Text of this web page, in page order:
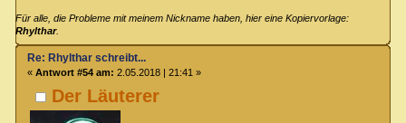
Für alle, die Probleme mit meinem Nickname haben, hier eine Kopiervorlage:
Rhylthar.
Der Läuterer
Re: Rhylthar schreibt...
« Antwort #54 am: 2.05.2018 | 21:41 »